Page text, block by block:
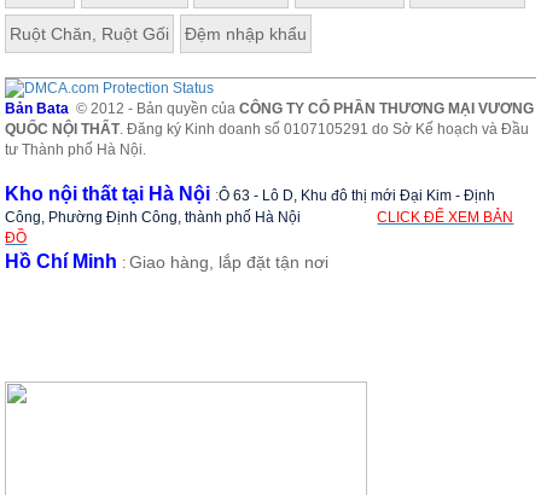
Ruột Chăn, Ruột Gối Đệm nhập khẩu
Bản Bata © 2012 - Bản quyền củaCÔNG TY CỔ PHẦN THƯƠNG MẠI VƯƠNG
QUỐC NỘI THẤT. Đăng ký Kinh doanh số 0107105291 do Sở Kế hoạch và Đầu
tư Thành phố Hà Nội.
Kho nội thất tại Hà Nội :Ô 63 - Lô D, Khu đô thị mới Đại Kim - Định
Công, Phường Định Công, thành phố Hà Nội
CLICK ĐỂ XEM BẢN
ĐỒ
Hồ Chí Minh :Giao hàng, lắp đặt tận nơi